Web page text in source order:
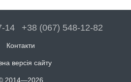
14 +38 (067) 548-12-82
Контакти
версія сайту
2014—2026